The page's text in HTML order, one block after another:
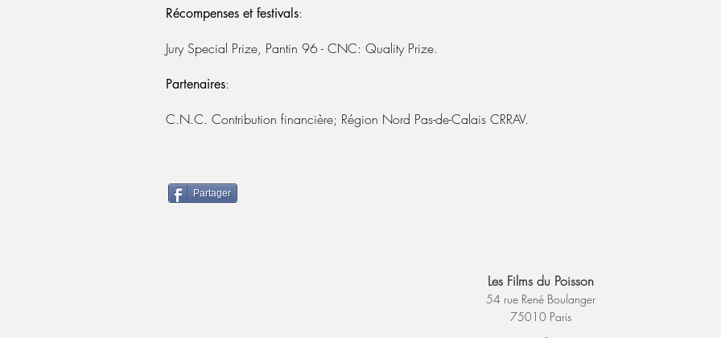
Récompenses et festivals:
Jury Special Prize, Pantin 96 - CNC: Quality Prize.
Partenaires:
C.N.C. Contribution financière; Région Nord Pas-de-Calais CRRAV.
Partager
Les Films du Poisson
54 rue René Boulanger
75010 Paris